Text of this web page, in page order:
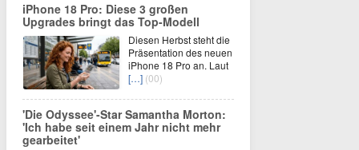
iPhone 18 Pro: Diese 3 großen
Upgrades bringt das Top-Modell
Diesen Herbst steht die
Präsentation des neuen
iPhone 18 Pro an. Laut
[…] (00)
'Die Odyssee'-Star Samantha Morton:
'Ich habe seit einem Jahr nicht mehr
gearbeitet'